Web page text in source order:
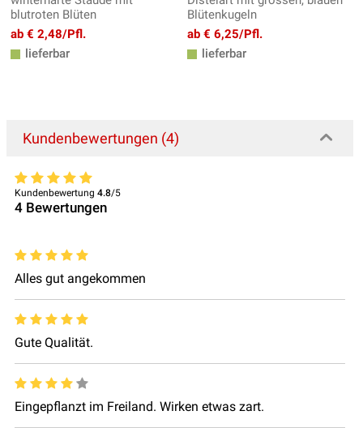
blutroten Blüten
ab € 2,48/Pfl.
lieferbar
Blütenkugeln
ab € 6,25/Pfl.
lieferbar
Kundenbewertungen (4)
Kundenbewertung 4.8/5
4 Bewertungen
Alles gut angekommen
Gute Qualität.
Eingepflanzt im Freiland. Wirken etwas zart.